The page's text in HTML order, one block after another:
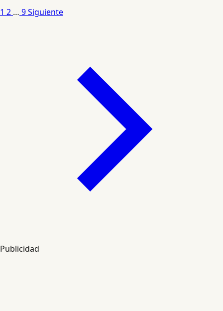
1 2 … 9Siguiente
Publicidad